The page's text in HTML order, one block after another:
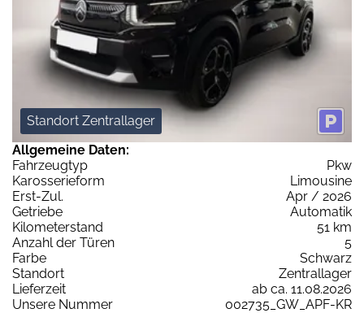
Standort Zentrallager
Allgemeine Daten:
Fahrzeugtyp
Pkw
Karosserieform
Limousine
Erst-Zul.
Apr / 2026
Getriebe
Automatik
Kilometerstand
51 km
Anzahl der Türen
5
Farbe
Schwarz
Standort
Zentrallager
Lieferzeit
ab ca. 11.08.2026
Unsere Nummer
002735_GW_APF-KR